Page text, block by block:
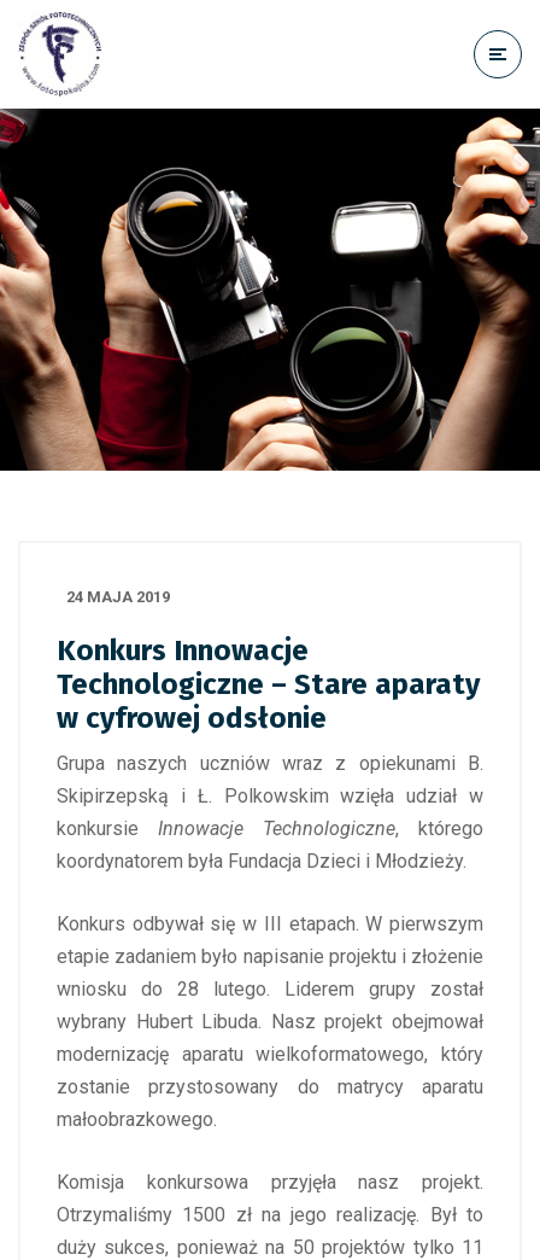
treści
24 MAJA 2019
Konkurs Innowacje
Technologiczne – Stare aparaty
w cyfrowej odsłonie
Grupa naszych uczniów wraz z opiekunami B.
Skipirzepską i Ł. Polkowskim wzięła udział w
konkursie Innowacje Technologiczne, którego
koordynatorem była Fundacja Dzieci i Młodzieży.
Konkurs odbywał się w III etapach. W pierwszym
etapie zadaniem było napisanie projektu i złożenie
wniosku do 28 lutego. Liderem grupy został
wybrany Hubert Libuda. Nasz projekt obejmował
modernizację aparatu wielkoformatowego, który
zostanie przystosowany do matrycy aparatu
małoobrazkowego.
Komisja konkursowa przyjęła nasz projekt.
Otrzymaliśmy 1500 zł na jego realizację. Był to
duży sukces, ponieważ na 50 projektów tylko 11